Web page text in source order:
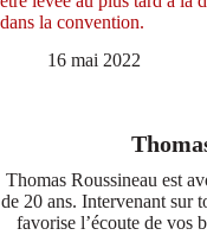
dans la convention.
16 mai 2022
Thomas Roussineau est
de 20 ans. Intervenant sur
favorise l’écoute de vos